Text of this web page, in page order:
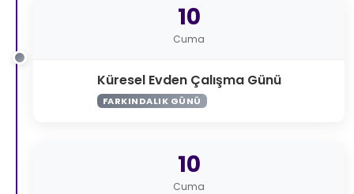
10
Cuma
Küresel Evden Çalışma Günü
FARKINDALIK GÜNÜ
10
Cuma